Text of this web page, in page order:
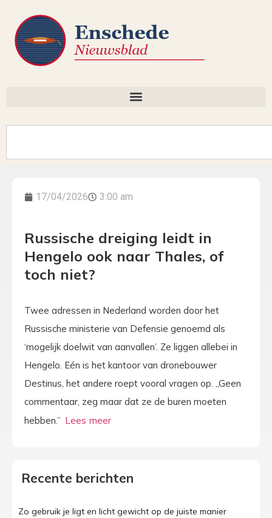
17/04/2026 3:00 am
Russische dreiging leidt in
Hengelo ook naar Thales, of
toch niet?
Twee adressen in Nederland worden door het
Russische ministerie van Defensie genoemd als
‘mogelijk doelwit van aanvallen’. Ze liggen allebei in
Hengelo. Eén is het kantoor van dronebouwer
Destinus, het andere roept vooral vragen op. „Geen
commentaar, zeg maar dat ze de buren moeten
hebben.”
Recente berichten
Zo gebruik je ligt en licht gewicht op de juiste manier